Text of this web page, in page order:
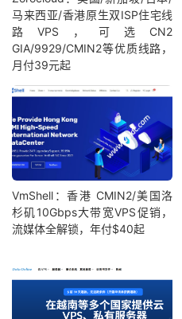
马来西亚/香港原生双ISP住宅线
路VPS，可选CN2
GIA/9929/CMIN2等优质线路，
月付39元起
VmShell：香港 CMIN2/美国洛
杉矶10Gbps大带宽VPS促销，
流媒体全解锁，年付$40起